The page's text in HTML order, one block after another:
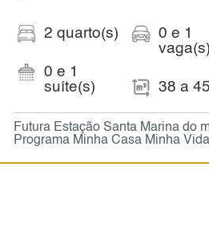
2 quarto(s)
0 e 1
suíte(s)
0 e 1
vaga(s)
38 a
Futura Estação Santa Marina do
Programa Minha Casa Minha Vida